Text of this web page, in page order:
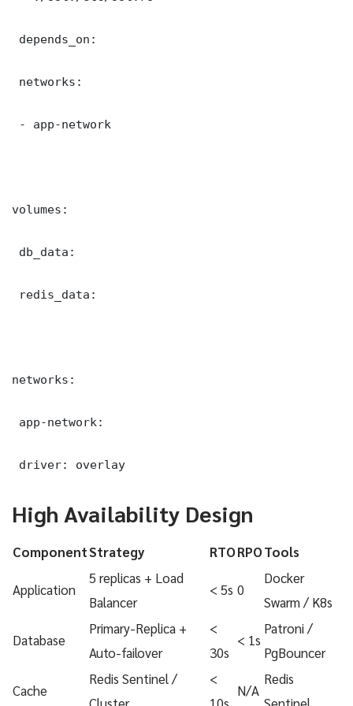
depends_on:
networks:
- app-network
volumes:
db_data:
redis_data:
networks:
app-network:
driver: overlay
High Availability Design
ComponentStrategy RTORPOTools
Application
5 replicas + Load
Balancer
< 5s 0
Docker
Swarm / K8s
Database
Primary-Replica +
Auto-failover
<
30s
< 1s
Patroni /
PgBouncer
Cache
Redis Sentinel /
<
N/A
Redis